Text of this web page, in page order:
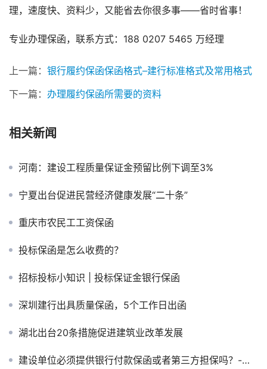
理，速度快、资料少，又能省去你很多事——省时省事！
专业办理保函，联系方式：188 0207 5465 万经理
上一篇： 银行履约保函保函格式–建行标准格式及常用格式
下一篇： 办理履约保函所需要的资料
相关新闻
河南：建设工程质量保证金预留比例下调至3%
宁夏出台促进民营经济健康发展“二十条”
重庆市农民工工资保函
投标保函是怎么收费的？
招标投标小知识 | 投标保证金银行保函
深圳建行出具质量保函，5个工作日出函
湖北出台20条措施促进建筑业改革发展
建设单位必须提供银行付款保函或者第三方担保吗？-山西保函网